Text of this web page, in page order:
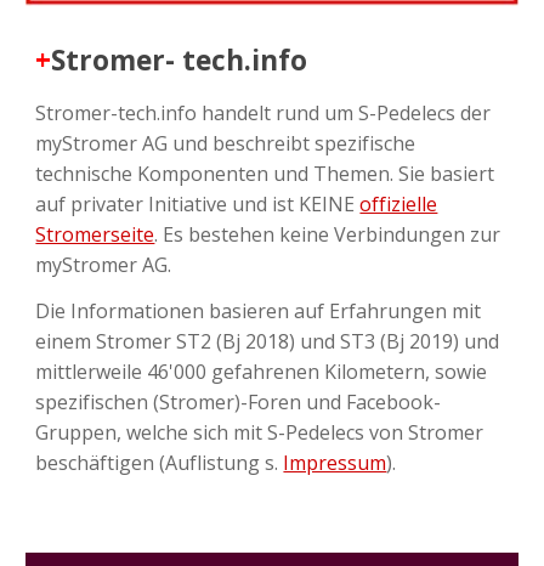
+Stromer- tech.info
Stromer-tech.info handelt rund um S-Pedelecs der
myStromer AG und beschreibt spezifische
technische Komponenten und Themen. Sie basiert
auf privater Initiative und ist KEINEoffizielle
Stromerseite. Es bestehen keine Verbindungen zur
myStromer AG.
Die Informationen basieren auf Erfahrungen mit
einem Stromer ST2 (Bj 2018) und ST3 (Bj 2019) und
mittlerweile 46'000 gefahrenen Kilometern, sowie
spezifischen (Stromer)-Foren und Facebook-
Gruppen, welche sich mit S-Pedelecs von Stromer
beschäftigen (Auflistung s. Impressum).